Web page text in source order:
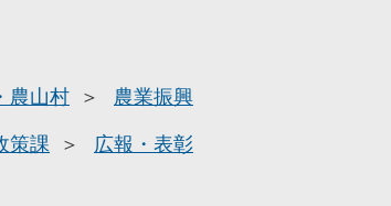
農山村 農業振興
策課
広報・表彰